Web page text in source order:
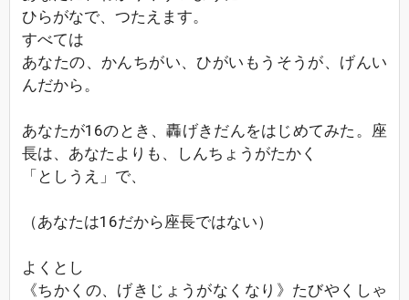
ひらがなで、つたえます。
すべては
あなたの、かんちがい、ひがいもうそうが、げんい
んだから。
あなたが16のとき、轟げきだんをはじめてみた。座
長は、あなたよりも、しんちょうがたかく
「としうえ」で、
（あなたは16だから座長ではない）
よくとし
《ちかくの、げきじょうがなくなり》たびやくしゃ